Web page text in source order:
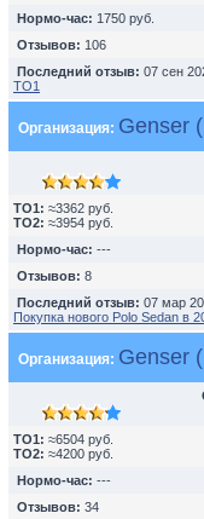
Нормо-час: 1750 руб.
Отзывов: 106
Последний отзыв: 07 сен
ТО1
Организация: Genser
TO1: ≈3362 руб.
TO2: ≈3954 руб.
Нормо-час: ---
Отзывов: 8
Последний отзыв: 07 мар
Покупка нового Polo Sedan в
Организация: Genser
TO1: ≈6504 руб.
TO2: ≈4200 руб.
Нормо-час: ---
Отзывов: 34